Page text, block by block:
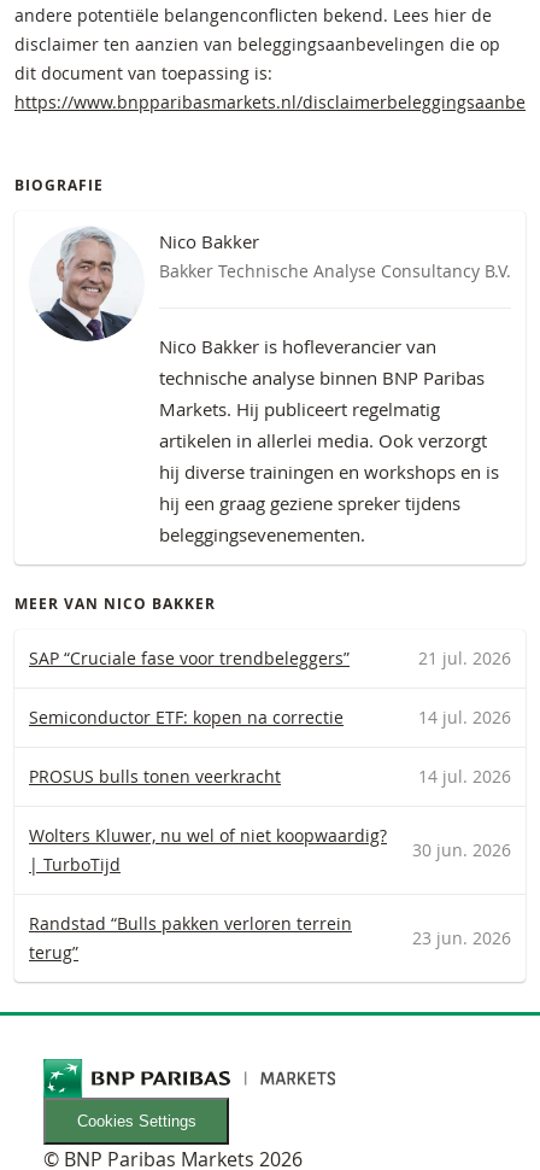
andere potentiële belangenconflicten bekend. Lees hier de
disclaimer ten aanzien van beleggingsaanbevelingen die op
dit document van toepassing is:
https://www.bnpparibasmarkets.nl/
BIOGRAFIE
Nico Bakker
Bakker Technische Analyse Consultancy B.V.
Nico Bakker is hofleverancier van
technische analyse binnen BNP Paribas
Markets. Hij publiceert regelmatig
artikelen in allerlei media. Ook verzorgt
hij diverse trainingen en workshops en is
hij een graag geziene spreker tijdens
beleggingsevenementen.
MEER VAN NICO BAKKER
SAP “Cruciale fase voor trendbeleggers” 21 jul. 2026
Semiconductor ETF: kopen na correctie 14 jul. 2026
PROSUS bulls tonen veerkracht 14 jul. 2026
Wolters Kluwer, nu wel of niet koopwaardig?
| TurboTijd
30 jun. 2026
Randstad “Bulls pakken verloren terrein
terug”
23 jun. 2026
Cookies Settings
© BNP Paribas Markets 2026